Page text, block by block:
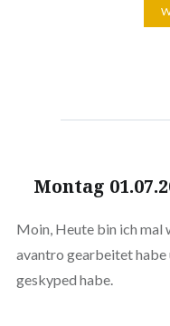
Montag
Moin, Heute bin ich mal
avantro gearbeitet habe
geskyped habe.